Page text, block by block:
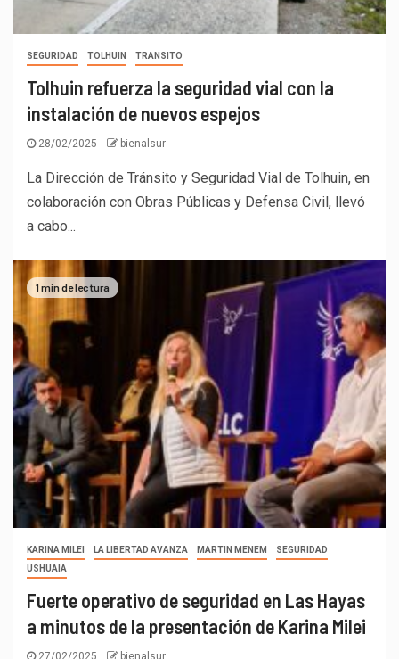
SEGURIDAD TOLHUIN TRANSITO
Tolhuin refuerza la seguridad vial con la
instalación de nuevos espejos
28/02/2025 bienalsur
La Dirección de Tránsito y Seguridad Vial de Tolhuin, en
colaboración con Obras Públicas y Defensa Civil, llevó
a cabo...
1 min de lectura
KARINA MILEI LA LIBERTAD AVANZA MARTIN MENEM
SEGURIDAD
USHUAIA
Fuerte operativo de seguridad en Las Hayas
a minutos de la presentación de Karina Milei
27/02/2025 bienalsur